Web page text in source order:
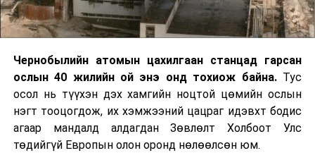
Чернобылийн атомын цахилгаан станцад гарсан
ослын 40 жилийн ой энэ онд тохиож байна.Тус
осол нь түүхэн дэх хамгийн ноцтой цөмийн ослын
нэгт тооцогдож, их хэмжээний цацраг идэвхт бодис
агаар мандалд алдагдан Зөвлөлт Холбоот Улс
төдийгүй Европын олон оронд нөлөөлсөн юм.